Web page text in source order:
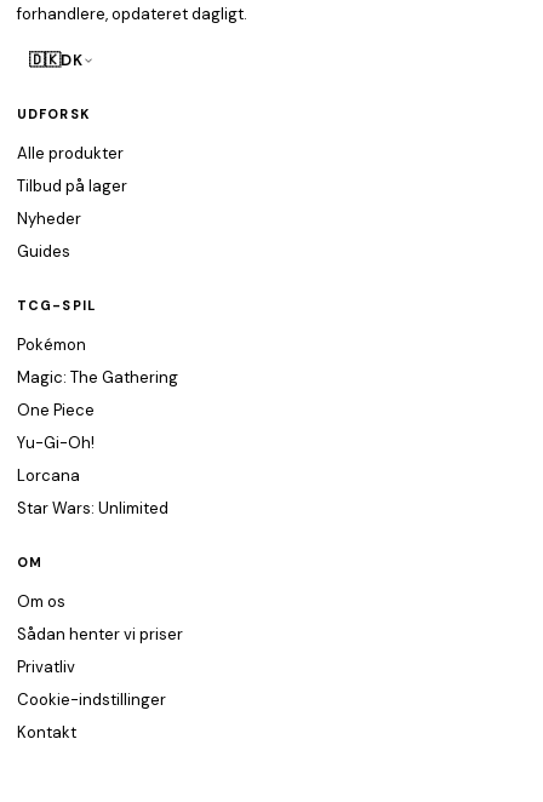
forhandlere, opdateret dagligt.
🇩🇰DK
UDFORSK
Alle produkter
Tilbud på lager
Nyheder
Guides
TCG-SPIL
Pokémon
Magic: The Gathering
One Piece
Yu-Gi-Oh!
Lorcana
Star Wars: Unlimited
OM
Om os
Sådan henter vi priser
Privatliv
Cookie-indstillinger
Kontakt